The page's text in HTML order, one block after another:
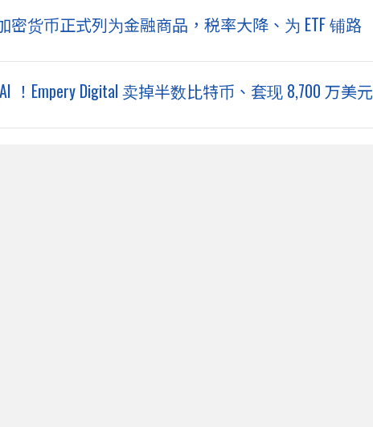
密货币正式列为金融商品，税率大降、为 ETF 铺路
！Empery Digital 卖掉半数比特币、套现 8,700 万美元